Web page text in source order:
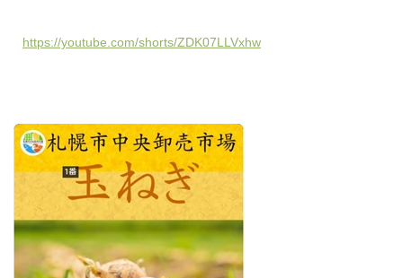
https://youtube.com/shorts/ZDK07LLVxhw